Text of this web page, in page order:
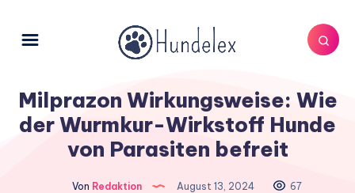
Milprazon Wirkungsweise: Wie
der Wurmkur-Wirkstoff Hunde
von Parasiten befreit
Von Redaktion August 13, 2024 67